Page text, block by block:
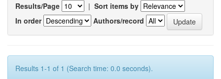
Results/Page | Sort items by
In order
Authors/record
Results 1-1 of 1 (Search time: 0.0 seconds).